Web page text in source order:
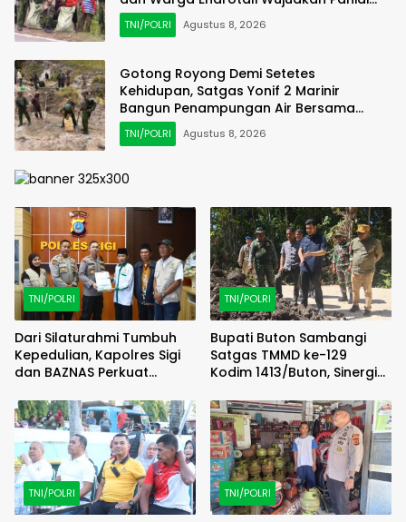
Bersih, Indonesia Asri
TNI/POLRI Agustus 8, 2026
Gotong Royong Demi Setetes
Kehidupan, Satgas Yonif 2 Marinir
Bangun Penampungan Air Bersama
Masyarakat Pasir Putih
TNI/POLRI Agustus 8, 2026
TNI/POLRI
Dari Silaturahmi Tumbuh
Kepedulian, Kapolres Sigi
dan BAZNAS Perkuat
TNI/POLRI
Bupati Buton Sambangi
Satgas TMMD ke-129
Kodim 1413/Buton, Sinergi
Menguat
TNI/POLRI TNI/POLRI